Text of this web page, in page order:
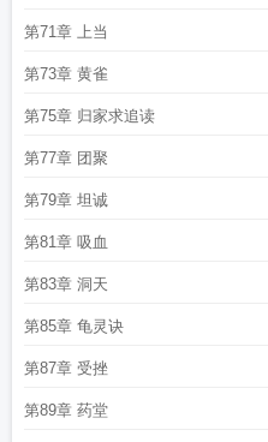
第71章 上当
第73章 黄雀
第75章 归家求追读
第77章 团聚
第79章 坦诚
第81章 吸血
第83章 洞天
第85章 龟灵诀
第87章 受挫
第89章 药堂